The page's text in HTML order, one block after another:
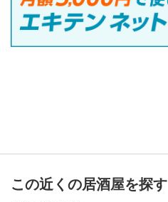
この近くの居酒屋を探す